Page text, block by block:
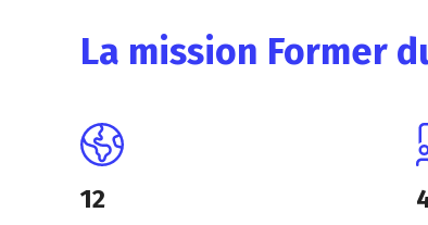
La mission Former
12